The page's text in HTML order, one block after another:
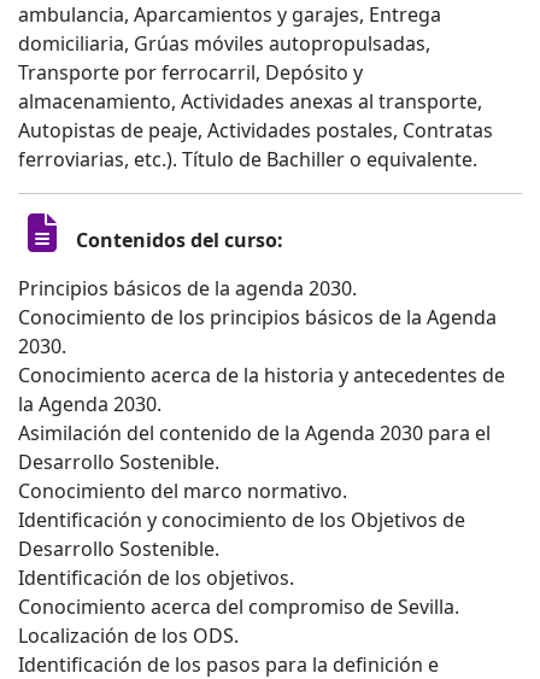
ambulancia, Aparcamientos y garajes, Entrega
domiciliaria, Grúas móviles autopropulsadas,
Transporte por ferrocarril, Depósito y
almacenamiento, Actividades anexas al transporte,
Autopistas de peaje, Actividades postales, Contratas
ferroviarias, etc.). Título de Bachiller o equivalente.
Contenidos del curso:
Principios básicos de la agenda 2030.
Conocimiento de los principios básicos de la Agenda
2030.
Conocimiento acerca de la historia y antecedentes de
la Agenda 2030.
Asimilación del contenido de la Agenda 2030 para el
Desarrollo Sostenible.
Conocimiento del marco normativo.
Identificación y conocimiento de los Objetivos de
Desarrollo Sostenible.
Identificación de los objetivos.
Conocimiento acerca del compromiso de Sevilla.
Localización de los ODS.
Identificación de los pasos para la definición e